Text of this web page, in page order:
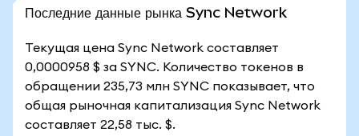
Последние данные рынка Sync Network
Текущая цена Sync Network составляет
0,0000958 $ за SYNC. Количество токенов в
обращении 235,73 млн SYNC показывает, что
общая рыночная капитализация Sync Network
составляет 22,58 тыс. $.